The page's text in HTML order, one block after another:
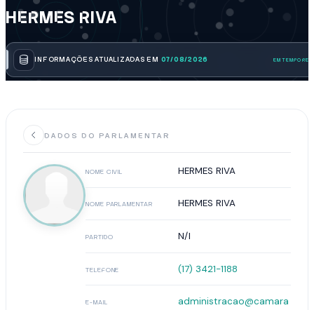
HERMES RIVA
INFORMAÇÕES ATUALIZADAS EM 07/08/2026
DADOS DO PARLAMENTAR
NOME CIVIL HERMES RIVA
NOME PARLAMENTAR HERMES RIVA
PARTIDO N/I
TELEFONE (17) 3421-1188
E-MAIL
administracao@camara